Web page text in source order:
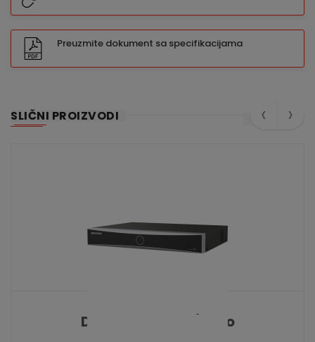
Preuzmite dokument sa specifikacijama
SLIČNI PROIZVODI
DS-7608NXI-K1/Vpro
‹ ›